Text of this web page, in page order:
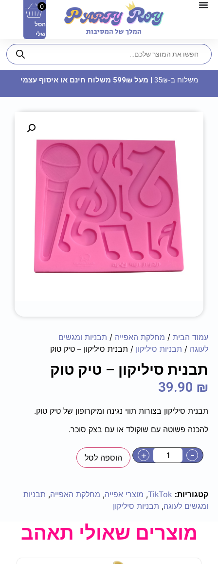
קערות פלסטיק וינטג' - שחור
₪
0
הסל
שלי
משלוח ב-35₪ | מעל 599₪ משלוח חינם או איסוף עצמי
עמוד הבית / מחלקת האפייה / תבניות ומגשים
לעוגה / תבניות סיליקון / תבנית סיליקון – טיק טוק
תבנית סיליקון – טיק טוק
39.90 ₪
תבנית סיליקון בצורות תווי נגינה ומיקרופון של טיק טוק.
להכנה פשוטה עם שוקולד או עם בצק סוכר.
-
+ הוספה לסל
קטגוריות: TikTok
, מוצרי אפייה, מחלקת האפייה, תבניות
ומגשים לעוגה, תבניות סיליקון
מוצרים שאולי תאהב